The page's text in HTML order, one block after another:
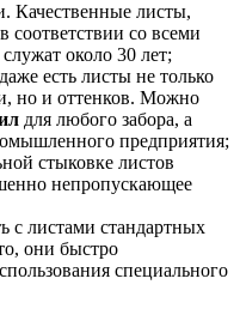
Качественные листы,
соответствии со всеми
около 30 лет;
есть листы не только
но и оттенков. Можно
для любого забора, а
предприятия;
стыковке листов
непропускающее
с листами стандартных
они быстро
специального